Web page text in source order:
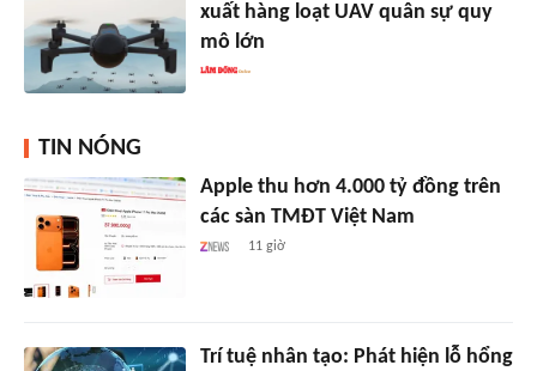
xuất hàng loạt UAV quân sự quy
mô lớn
TIN NÓNG
Apple thu hơn 4.000 tỷ đồng trên
các sàn TMĐT Việt Nam
11 giờ
Trí tuệ nhân tạo: Phát hiện lỗ hổng